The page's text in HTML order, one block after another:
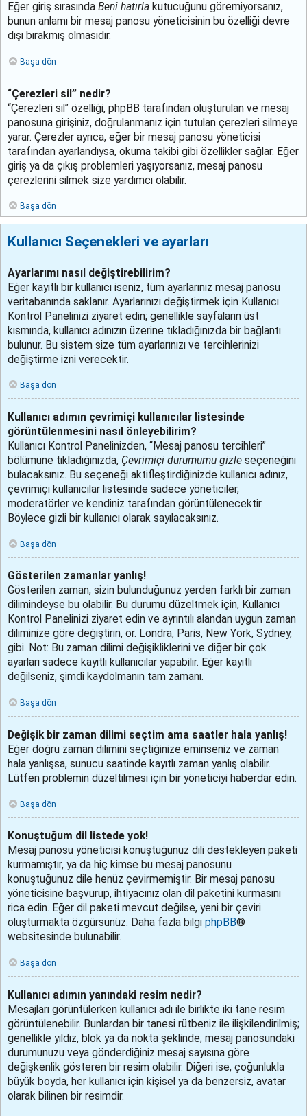
Eğer giriş sırasında Beni hatırla kutucuğunu göremiyorsanız,
bunun anlamı bir mesaj panosu yöneticisinin bu özelliği devre
dışı bırakmış olmasıdır.
Başa dön
“Çerezleri sil” nedir?
“Çerezleri sil” özelliği, phpBB tarafından oluşturulan ve mesaj
panosuna girişiniz, doğrulanmanız için tutulan çerezleri silmeye
yarar. Çerezler ayrıca, eğer bir mesaj panosu yöneticisi
tarafından ayarlandıysa, okuma takibi gibi özellikler sağlar. Eğer
giriş ya da çıkış problemleri yaşıyorsanız, mesaj panosu
çerezlerini silmek size yardımcı olabilir.
Başa dön
Kullanıcı Seçenekleri ve ayarları
Ayarlarımı nasıl değiştirebilirim?
Eğer kayıtlı bir kullanıcı iseniz, tüm ayarlarınız mesaj panosu
veritabanında saklanır. Ayarlarınızı değiştirmek için Kullanıcı
Kontrol Panelinizi ziyaret edin; genellikle sayfaların üst
kısmında, kullanıcı adınızın üzerine tıkladığınızda bir bağlantı
bulunur. Bu sistem size tüm ayarlarınızı ve tercihlerinizi
değiştirme izni verecektir.
Başa dön
Kullanıcı adımın çevrimiçi kullanıcılar listesinde
görüntülenmesini nasıl önleyebilirim?
Kullanıcı Kontrol Panelinizden, “Mesaj panosu tercihleri”
bölümüne tıkladığınızda, Çevrimiçi durumumu gizle seçeneğini
bulacaksınız. Bu seçeneği aktifleştirdiğinizde kullanıcı adınız,
çevrimiçi kullanıcılar listesinde sadece yöneticiler,
moderatörler ve kendiniz tarafından görüntülenecektir.
Böylece gizli bir kullanıcı olarak sayılacaksınız.
Başa dön
Gösterilen zamanlar yanlış!
Gösterilen zaman, sizin bulunduğunuz yerden farklı bir zaman
dilimindeyse bu olabilir. Bu durumu düzeltmek için, Kullanıcı
Kontrol Panelinizi ziyaret edin ve ayrıntılı alandan uygun zaman
diliminize göre değiştirin, ör. Londra, Paris, New York, Sydney,
gibi. Not: Bu zaman dilimi değişikliklerini ve diğer bir çok
ayarları sadece kayıtlı kullanıcılar yapabilir. Eğer kayıtlı
değilseniz, şimdi kaydolmanın tam zamanı.
Başa dön
Değişik bir zaman dilimi seçtim ama saatler hala yanlış!
Eğer doğru zaman dilimini seçtiğinize eminseniz ve zaman
hala yanlışsa, sunucu saatinde kayıtlı zaman yanlış olabilir.
Lütfen problemin düzeltilmesi için bir yöneticiyi haberdar edin.
Başa dön
Konuştuğum dil listede yok!
Mesaj panosu yöneticisi konuştuğunuz dili destekleyen paketi
kurmamıştır, ya da hiç kimse bu mesaj panosunu
konuştuğunuz dile henüz çevirmemiştir. Bir mesaj panosu
yöneticisine başvurup, ihtiyacınız olan dil paketini kurmasını
rica edin. Eğer dil paketi mevcut değilse, yeni bir çeviri
oluşturmakta özgürsünüz. Daha fazla bilgi phpBB®
websitesinde bulunabilir.
Başa dön
Kullanıcı adımın yanındaki resim nedir?
Mesajları görüntülerken kullanıcı adı ile birlikte iki tane resim
görüntülenebilir. Bunlardan bir tanesi rütbeniz ile ilişkilendirilmiş;
genellikle yıldız, blok ya da nokta şeklinde; mesaj panosundaki
durumunuzu veya gönderdiğiniz mesaj sayısına göre
değişkenlik gösteren bir resim olabilir. Diğeri ise, çoğunlukla
büyük boyda, her kullanıcı için kişisel ya da benzersiz, avatar
olarak bilinen bir resimdir.